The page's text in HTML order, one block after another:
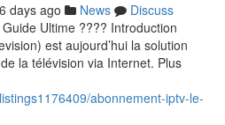
days ago News
Discuss
Ultime ???? Introduction
est aujourd’hui la solution
la télévision via Internet. Plus
abonnement-iptv-le-